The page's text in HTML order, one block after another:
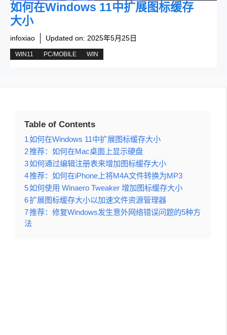
如何在Windows 11中扩展图标缓存
大小
infoxiao Updated on: 2025年5月25日
WIN11 PC/MOBILE WIN
Table of Contents
1如何在Windows 11中扩展图标缓存大小
2推荐：如何在Mac桌面上显示硬盘
3如何通过编辑注册表来增加图标缓存大小
4推荐：如何在iPhone上将M4A文件转换为MP3
5如何使用 Winaero Tweaker 增加图标缓存大小
6扩展图标缓存大小以加速文件资源管理器
7推荐：修复Windows发生意外网络错误问题的5种方
法